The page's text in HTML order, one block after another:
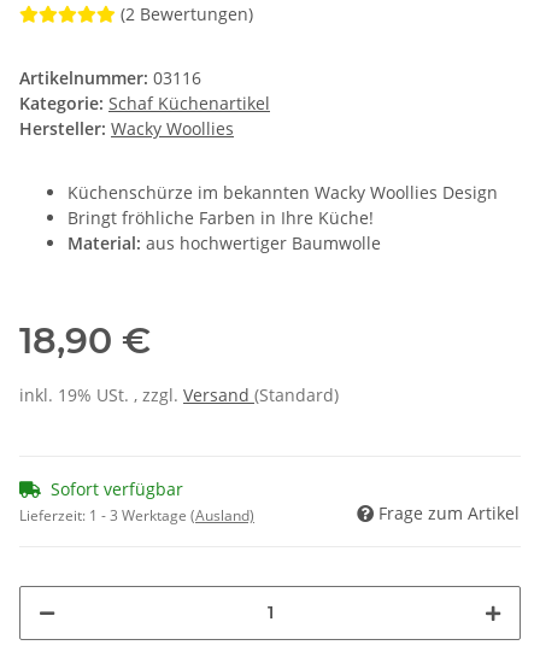
(2 Bewertungen)
Artikelnummer: 03116
Kategorie: Schaf Küchenartikel
Hersteller: Wacky Woollies
Küchenschürze im bekannten Wacky Woollies Design
Bringt fröhliche Farben in Ihre Küche!
Material: aus hochwertiger Baumwolle
18,90 €
inkl. 19% USt. , zzgl. Versand (Standard)
Sofort verfügbar
Lieferzeit: 1 - 3 Werktage (Ausland) Frage zum Artikel